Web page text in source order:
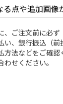
る点や追加画像
、ご注文前に必ず
、銀行振込（前
方法などをご確
せください。